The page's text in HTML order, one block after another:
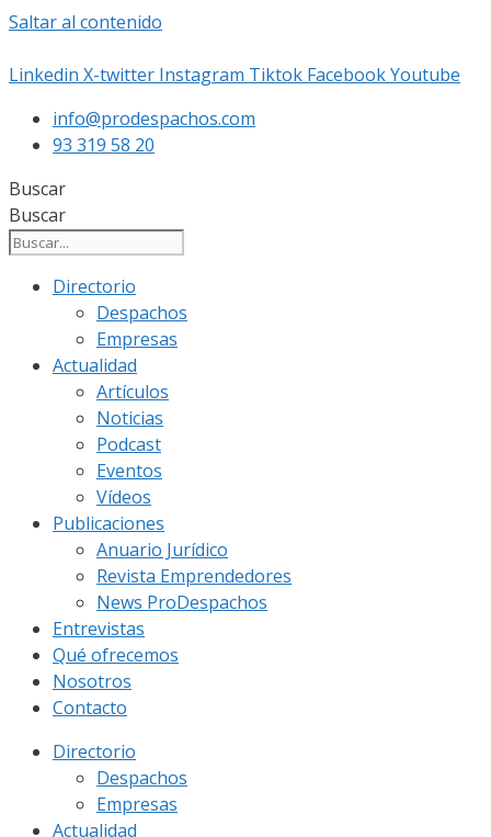
Saltar al contenido
Linkedin X-twitter Instagram Tiktok FacebookYoutube
info@prodespachos.com
93 319 58 20
Buscar
Buscar
Directorio
Despachos
Empresas
Actualidad
Artículos
Noticias
Podcast
Eventos
Vídeos
Publicaciones
Anuario Jurídico
Revista Emprendedores
News ProDespachos
Entrevistas
Qué ofrecemos
Nosotros
Contacto
Directorio
Despachos
Empresas
Actualidad